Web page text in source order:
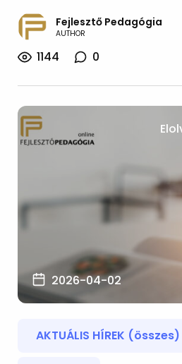
Fejlesztő Pedagógia
AUTHOR
1144 0
2026-04-02
AKTUÁLIS HÍREK (összes)